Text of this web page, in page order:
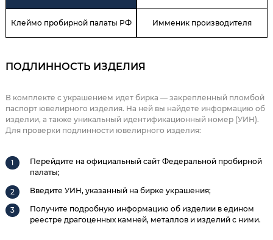
Клеймо пробирной палаты РФ Имменик производителя
ПОДЛИННОСТЬ ИЗДЕЛИЯ
В комплекте с украшением идет бирка — закрепленный пломбой
паспорт ювелирного изделия. На ней вы найдете информацию об
изделии, а также уникальный идентификационный номер (УИН).
Для проверки подлинности ювелирного изделия:
Перейдите на официальный сайт Федеральной пробирной
палаты;
Введите УИН, указанный на бирке украшения;
Получите подробную информацию об изделии в едином
реестре драгоценных камней, металлов и изделий с ними.